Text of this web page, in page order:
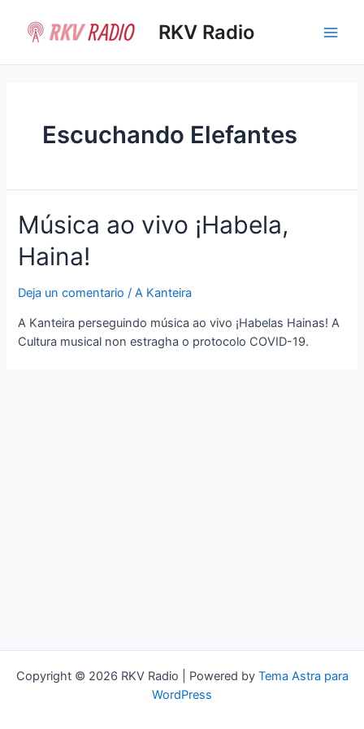
contenido
RKV Radio
Escuchando Elefantes
Música ao vivo ¡Habela,
Haina!
Deja un comentario /A Kanteira
A Kanteira perseguindo música ao vivo ¡Habelas Hainas! A
Cultura musical non estragha o protocolo COVID-19.
Copyright © 2026 RKV Radio | Powered by Tema Astra para
WordPress